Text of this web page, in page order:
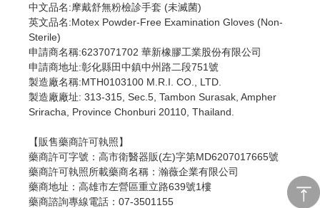
中文品名:摩戴舒無粉檢診手套 (未滅菌)
英文品名:Motex Powder-Free Examination Gloves (Non-
Sterile)
申請商名稱:6237071702 華新橡膠工業股份有限公司
申請商地址:彰化縣田中鎮中州路二段751號
製造廠名稱:MTH0103100 M.R.I. CO., LTD.
製造廠廠址: 313-315, Sec.5, Tambon Surasak, Ampher
Sriracha, Province Chonburi 20110, Thailand.
【販售藥商許可執照】
藥商許可字號：高市衛醫器販(左)字第MD6207017665號
藥商許可執照所載藥商名稱：瀚薇企業有限公司
藥商地址：高雄市左營區重立路639號1樓
藥商諮詢專線電話：07-3501155